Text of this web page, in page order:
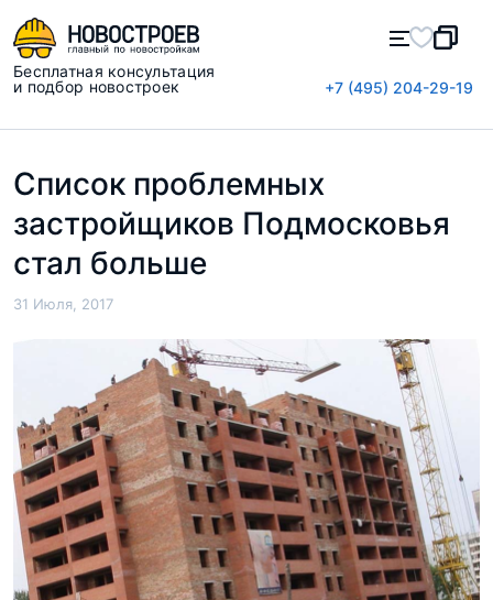
Бесплатная консультация
и подбор новостроек
+7 (495) 204-29-19
Список проблемных
застройщиков Подмосковья
стал больше
31 Июля, 2017